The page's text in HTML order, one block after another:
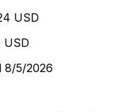
USD
USD
8/5/2026